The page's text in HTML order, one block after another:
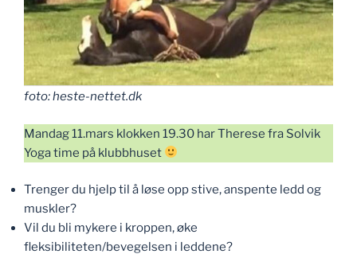
foto: heste-nettet.dk
Mandag 11.mars klokken 19.30 har Therese fra Solvik
Yoga time på klubbhuset
Trenger du hjelp til å løse opp stive, anspente ledd og
muskler?
Vil du bli mykere i kroppen, øke
fleksibiliteten/bevegelsen i leddene?